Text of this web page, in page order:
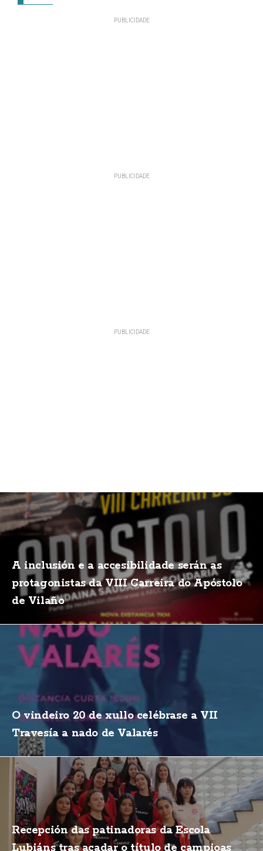
A inclusión e a accesibilidade serán as
protagonistas da VIII Carreira do Apóstolo
de Vilaño
O vindeiro 20 de xullo celébrase a VII
Travesía a nado de Valarés
Recepción das patinadoras da Escola
Lubiáns tras acadar o título de campioas